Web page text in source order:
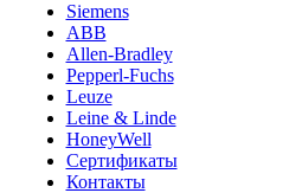
Siemens
ABB
Allen-Bradley
Pepperl-Fuchs
Leuze
Leine & Linde
HoneyWell
Сертификаты
Контакты